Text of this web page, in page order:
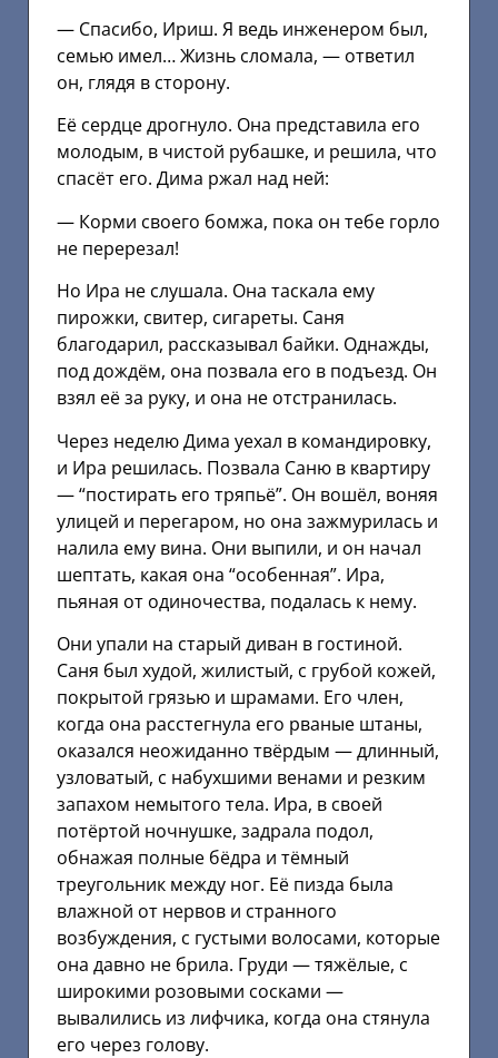
— Спасибо, Ириш. Я ведь инженером был,
семью имел… Жизнь сломала, — ответил
он, глядя в сторону.
Её сердце дрогнуло. Она представила его
молодым, в чистой рубашке, и решила, что
спасёт его. Дима ржал над ней:
— Корми своего бомжа, пока он тебе горло
не перерезал!
Но Ира не слушала. Она таскала ему
пирожки, свитер, сигареты. Саня
благодарил, рассказывал байки. Однажды,
под дождём, она позвала его в подъезд. Он
взял её за руку, и она не отстранилась.
Через неделю Дима уехал в командировку,
и Ира решилась. Позвала Саню в квартиру
— “постирать его тряпьё”. Он вошёл, воняя
улицей и перегаром, но она зажмурилась и
налила ему вина. Они выпили, и он начал
шептать, какая она “особенная”. Ира,
пьяная от одиночества, подалась к нему.
Они упали на старый диван в гостиной.
Саня был худой, жилистый, с грубой кожей,
покрытой грязью и шрамами. Его член,
когда она расстегнула его рваные штаны,
оказался неожиданно твёрдым — длинный,
узловатый, с набухшими венами и резким
запахом немытого тела. Ира, в своей
потёртой ночнушке, задрала подол,
обнажая полные бёдра и тёмный
треугольник между ног. Её пизда была
влажной от нервов и странного
возбуждения, с густыми волосами, которые
она давно не брила. Груди — тяжёлые, с
широкими розовыми сосками —
вывалились из лифчика, когда она стянула
его через голову.